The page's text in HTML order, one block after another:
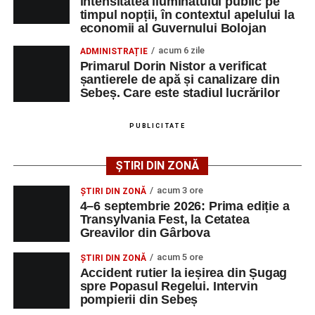
Printre momentele de atracție se numără spectacolul de
simfonic susținut în Grădina Muzeului Municipal „Ioan
Raica”, sub bagheta dirijoruluiRemus Grama, alături de
muzicieni români de prestigiu.
Și în acest an, pe scenă vor urca atât artiști consacrați, cât
cariere de succes în țară și în străinătate.
Festivalul include și o componentă cinematografică
importantă. Publicul va putea urmări mai multe producții
realizate cu implicarea producătoareiGabi Suciu
originară din Sebeș, prezentă de-a lungul timpului la
unele dintre cele mai importante festivaluri europene de
Un alt moment așteptat este show-ul susținut de
timpul nopții, în contextul apelului la
economii al Guvernului Bolojan
ADMINISTRAȚIE acum 6 zile
Primarul Dorin Nistor a verificat
șantierele de apă și canalizare din
Sebeș. Care este stadiul lucrărilor
PUBLICITATE
ȘTIRI DIN ZONĂ
ȘTIRI DIN ZONĂ acum 3 ore
4–6 septembrie 2026: Prima ediție a
Transylvania Fest, la Cetatea
Greavilor din Gârbova
ȘTIRI DIN ZONĂ acum 5 ore
Accident rutier la ieșirea din Șugag
spre Popasul Regelui. Intervin
pompierii din Sebeș